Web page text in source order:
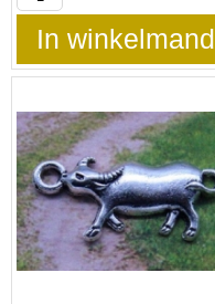
In winkelmand